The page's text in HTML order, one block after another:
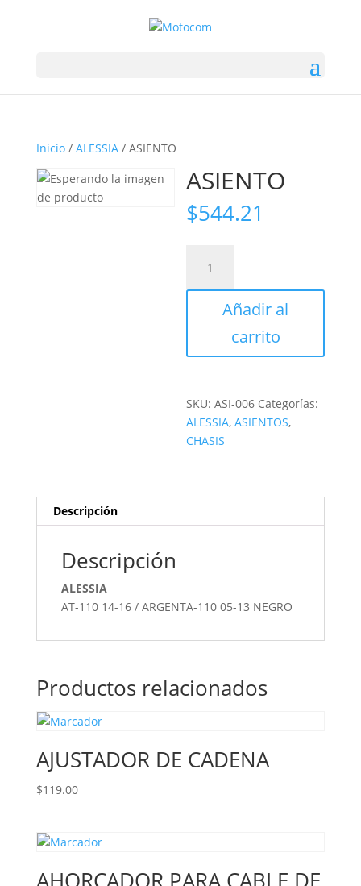
Inicio/ ALESSIA/ ASIENTO
ASIENTO
$544.21
cantidad
Añadir al
carrito
SKU:ASI-006 Categorías:
ALESSIA,ASIENTOS,
CHASIS
Descripción
Descripción
ALESSIA
AT-110 14-16 / ARGENTA-110 05-13 NEGRO
Productos relacionados
AJUSTADOR DE CADENA
$119.00